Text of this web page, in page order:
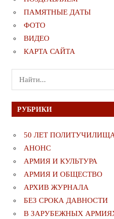
ПАМЯТНЫЕ ДАТЫ
ФОТО
ВИДЕО
КАРТА САЙТА
Поиск
для:
РУБРИКИ
50 ЛЕТ
АНОНС
АРМИЯ И КУЛЬТУРА
АРМИЯ И ОБЩЕСТВО
АРХИВ ЖУРНАЛА
БЕЗ СРОКА ДАВНОСТИ
В ЗАРУБЕЖНЫХ